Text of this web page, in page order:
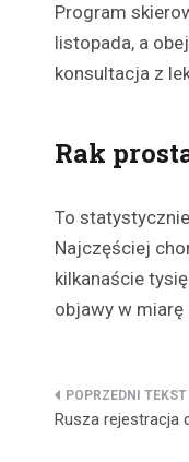
Program
listopada, a
konsultacja z
Rak
To
Najczęściej
kilkanaście
objawy w
Rusza rejestracja